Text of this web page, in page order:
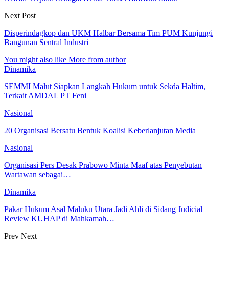
Next Post
Disperindagkop dan UKM Halbar Bersama Tim PUM Kunjungi
Bangunan Sentral Industri
You might also like More from author
Dinamika
SEMMI Malut Siapkan Langkah Hukum untuk Sekda Haltim,
Terkait AMDAL PT Feni
Nasional
20 Organisasi Bersatu Bentuk Koalisi Keberlanjutan Media
Nasional
Organisasi Pers Desak Prabowo Minta Maaf atas Penyebutan
Wartawan sebagai…
Dinamika
Pakar Hukum Asal Maluku Utara Jadi Ahli di Sidang Judicial
Review KUHAP di Mahkamah…
Prev Next